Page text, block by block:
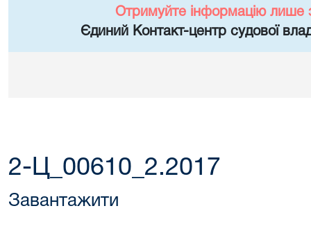
Отримуйте інформацію лише
Єдиний Контакт-центр судової
2-Ц_00610_2.2017
Завантажити